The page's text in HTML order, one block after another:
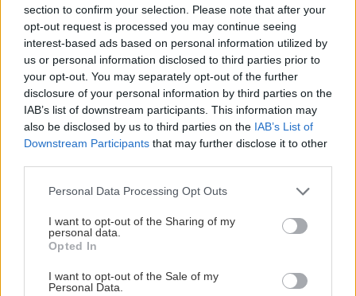
section to confirm your selection. Please note that after your
opt-out request is processed you may continue seeing
interest-based ads based on personal information utilized by
us or personal information disclosed to third parties prior to
your opt-out. You may separately opt-out of the further
disclosure of your personal information by third parties on the
IAB’s list of downstream participants. This information may
also be disclosed by us to third parties on the IAB’s List of
Downstream Participants that may further disclose it to other
Please note that this website/app uses one or more Google
not limited to your visit or usage behaviour. You may click to
grant or deny consent to Google and its third-party tags to
use your data for below specified purposes in below Google
consent section.
Personal Data Processing Opt Outs
I want to opt-out of the Sharing of my
personal data.
Opted In
I want to opt-out of the Sale of my
Personal Data.
4. Medzitým ako sa kapusta dusí, resp. ešte
hodinu predtým (ak chceme mať kapustu a
mäso hotové zároveň) pripravíme mäso. Na
plech alebo pekáč dáme olej alebo masť a
plátky. Do mäsa zvrchu nožom urobíme tenké